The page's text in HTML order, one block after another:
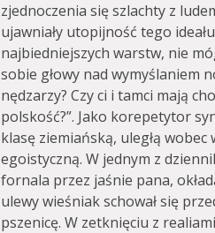
zjednoczenia się szlachty z
ujawniały utopijność tego
najbiedniejszych warstw, nie
sobie głowy nad wymyślaniem
nędzarzy? Czy ci i tamci mają
polskość?”. Jako korepetytor
klasę ziemiańską, uległą
egoistyczną. W jednym z
fornala przez jaśnie pana,
ulewy wieśniak schował się
pszenicę. W zetknięciu z